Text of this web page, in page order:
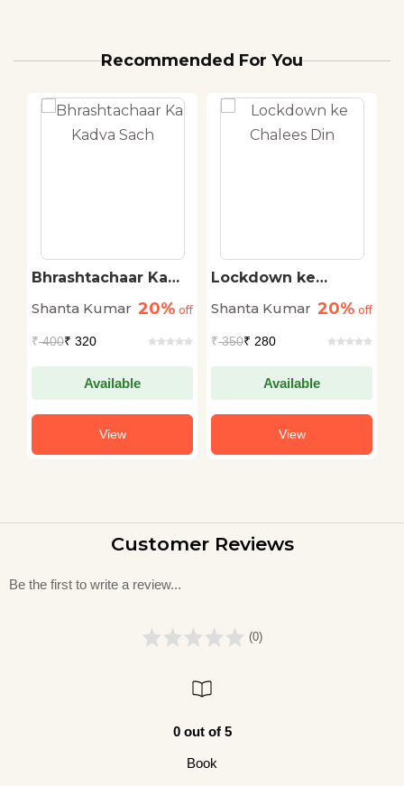
Recommended For You
Bhrashtachaar Ka
Shanta Kumar 20% off
₹400₹ 320
Available
View
Lockdown ke
Shanta Kumar 20% off
₹350₹ 280
Available
View
Customer Reviews
Be the first to write a review...
(0)
0 out of 5
Book